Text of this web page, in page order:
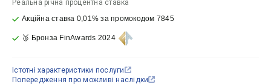
Реальна річна процентна ставка
Акційна ставка 0,01% за промокодом 7845
🥉 Бронза FinAwards 2024
Істотні характеристики послуги
Попередження про можливі наслідки